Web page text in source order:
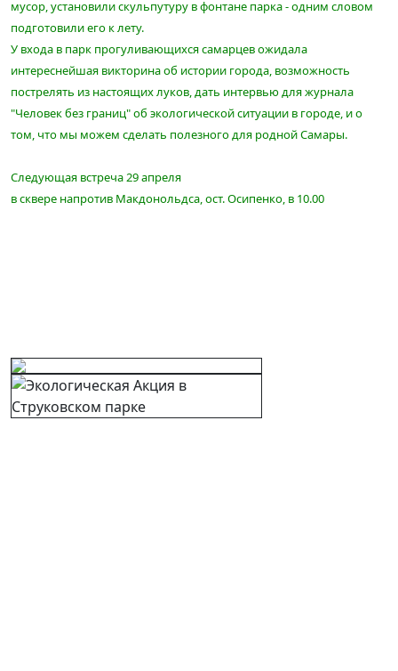
мусор, установили скульпутуру в фонтане парка - одним словом
подготовили его к лету.
У входа в парк прогуливающихся самарцев ожидала
интереснейшая викторина об истории города, возможность
пострелять из настоящих луков, дать интервью для журнала
"Человек без границ" об экологической ситуации в городе, и о
том, что мы можем сделать полезного для родной Самары.
Следующая встреча 29 апреля
в сквере напротив Макдонольдса, ост. Осипенко, в 10.00